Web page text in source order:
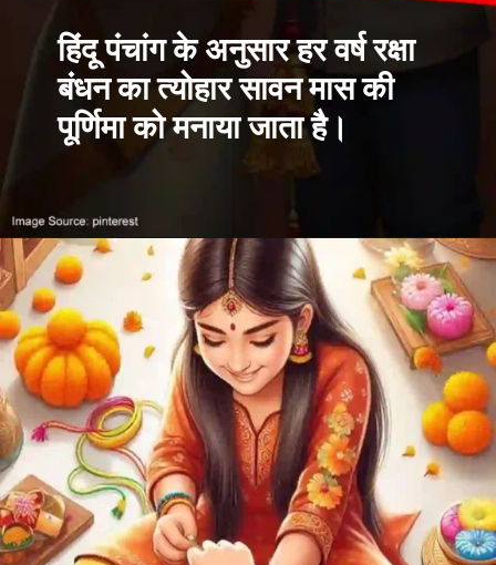
हिंदू पंचांग के अनुसार हर वर्ष रक्षा
बंधन का त्योहार सावन मास की
पूर्णिमा को मनाया जाता है।